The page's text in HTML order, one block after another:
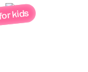
kids